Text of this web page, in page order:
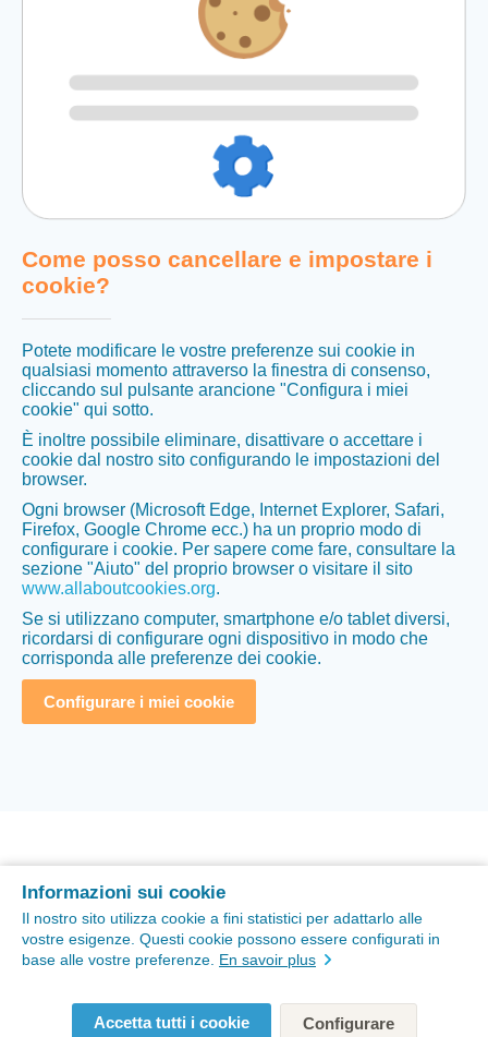
Come posso cancellare e impostare i
cookie?
Potete modificare le vostre preferenze sui cookie in
qualsiasi momento attraverso la finestra di consenso,
cliccando sul pulsante arancione "Configura i miei
cookie" qui sotto.
È inoltre possibile eliminare, disattivare o accettare i
cookie dal nostro sito configurando le impostazioni del
browser.
Ogni browser (Microsoft Edge, Internet Explorer, Safari,
Firefox, Google Chrome ecc.) ha un proprio modo di
configurare i cookie. Per sapere come fare, consultare la
sezione "Aiuto" del proprio browser o visitare il sito
www.allaboutcookies.org.
Se si utilizzano computer, smartphone e/o tablet diversi,
ricordarsi di configurare ogni dispositivo in modo che
corrisponda alle preferenze dei cookie.
Configurare i miei cookie
Informazioni sui cookie
Il nostro sito utilizza cookie a fini statistici per adattarlo alle
vostre esigenze. Questi cookie possono essere configurati in
base alle vostre preferenze. En savoir plus
Accetta tutti i cookie Configurare